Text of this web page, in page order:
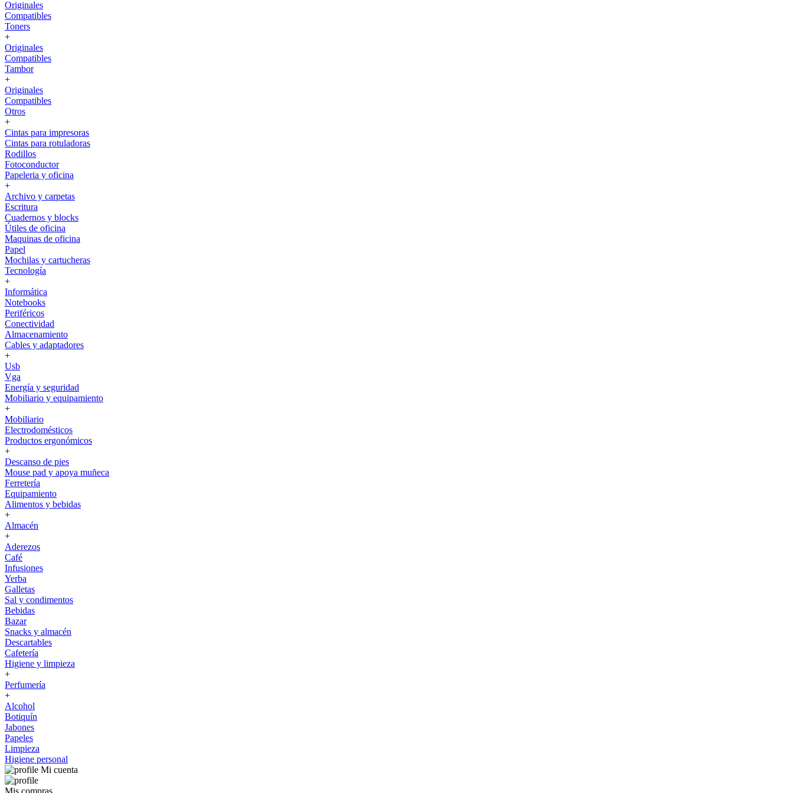
Originales
Compatibles
Toners
+
Originales
Compatibles
Tambor
+
Originales
Compatibles
Otros
+
Cintas para impresoras
Cintas para rotuladoras
Rodillos
Fotoconductor
Papeleria y oficina
+
Archivo y carpetas
Escritura
Cuadernos y blocks
Útiles de oficina
Maquinas de oficina
Papel
Mochilas y cartucheras
Tecnología
+
Informática
Notebooks
Periféricos
Conectividad
Almacenamiento
Cables y adaptadores
+
Usb
Vga
Energía y seguridad
Mobiliario y equipamiento
+
Mobiliario
Electrodomésticos
Productos ergonómicos
+
Descanso de pies
Mouse pad y apoya muñeca
Ferretería
Equipamiento
Alimentos y bebidas
+
Almacén
+
Aderezos
Café
Infusiones
Yerba
Galletas
Sal y condimentos
Bebidas
Bazar
Snacks y almacén
Descartables
Cafetería
Higiene y limpieza
+
Perfumería
+
Alcohol
Botiquín
Jabones
Papeles
Limpieza
Higiene personal
Mi cuenta
Mis compras